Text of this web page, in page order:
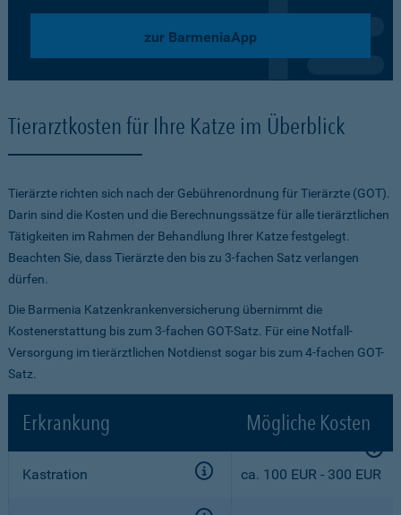
zur BarmeniaApp
Tierarztkosten für Ihre Katze im Überblick
Tierärzte richten sich nach der Gebührenordnung für Tierärzte (GOT).
Darin sind die Kosten und die Berechnungssätze für alle tierärztlichen
Tätigkeiten im Rahmen der Behandlung Ihrer Katze festgelegt.
Beachten Sie, dass Tierärzte den bis zu 3-fachen Satz verlangen
dürfen.
Die Barmenia Katzenkrankenversicherung übernimmt die
Kostenerstattung bis zum 3-fachen GOT-Satz. Für eine Notfall-
Versorgung im tierärztlichen Notdienst sogar bis zum 4-fachen GOT-
Satz.
Erkrankung Mögliche Kosten
Kastration ca. 100 EUR - 300 EUR